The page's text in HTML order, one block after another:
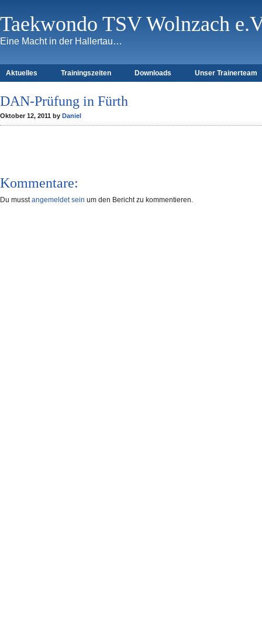
Taekwondo TSV Wolnzach
Eine Macht in der Hallertau…
Aktuelles Trainingszeiten Downloads Unser Trainerteam
DAN-Prüfung in Fürth
Oktober 12, 2011 by Daniel
Kommentare:
Du musstangemeldet sein um den Bericht zu kommentieren.